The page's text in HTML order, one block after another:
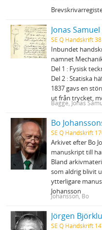
Jonas
SE Q Handskrift 38
Inbundet
namnet
Del 1 : Fysisk
Del 2 : Statiska
1837 gavs en
ut från trycket,
Bagge, Jonas
Bo
SE Q Handskrift
Arkivet efter Bo
manuskript till
Bland
som aldrig blivit
ytterligare
Johansson
Johansson, Bo
Jörgen
SE Q Handskrift